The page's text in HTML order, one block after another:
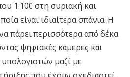
1.100 στη συριακή και
είναι ιδιαίτερα σπάνια. Η
πάρει περισσότερα από δέκα
ψηφιακές κάμερες και
μαζί με